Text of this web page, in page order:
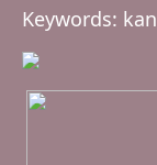
Keywords: